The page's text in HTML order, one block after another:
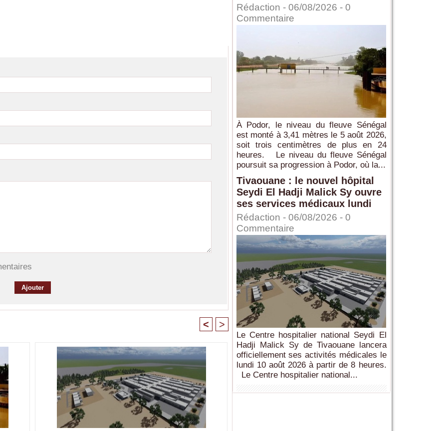
< >
Rédaction - 06/08/2026 - 0
Commentaire
À Podor, le niveau du fleuve Sénégal
est monté à 3,41 mètres le 5 août 2026,
soit trois centimètres de plus en 24
heures. Le niveau du fleuve Sénégal
poursuit sa progression à Podor, où la...
Tivaouane : le nouvel hôpital
Seydi El Hadji Malick Sy ouvre
ses services médicaux lundi
Rédaction - 06/08/2026 - 0
Commentaire
Le Centre hospitalier national Seydi El
Hadji Malick Sy de Tivaouane lancera
officiellement ses activités médicales le
lundi 10 août 2026 à partir de 8 heures.
Le Centre hospitalier national...